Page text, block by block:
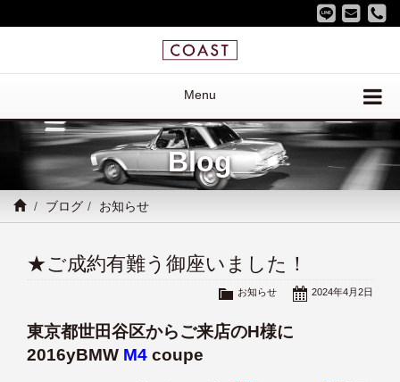
Menu
Blog
ブログ お知らせ
★ご成約有難う御座いました！
2024年4月2日
お知らせ
東京都世田谷区からご来店のH様に
2016yBMW M4 coupe